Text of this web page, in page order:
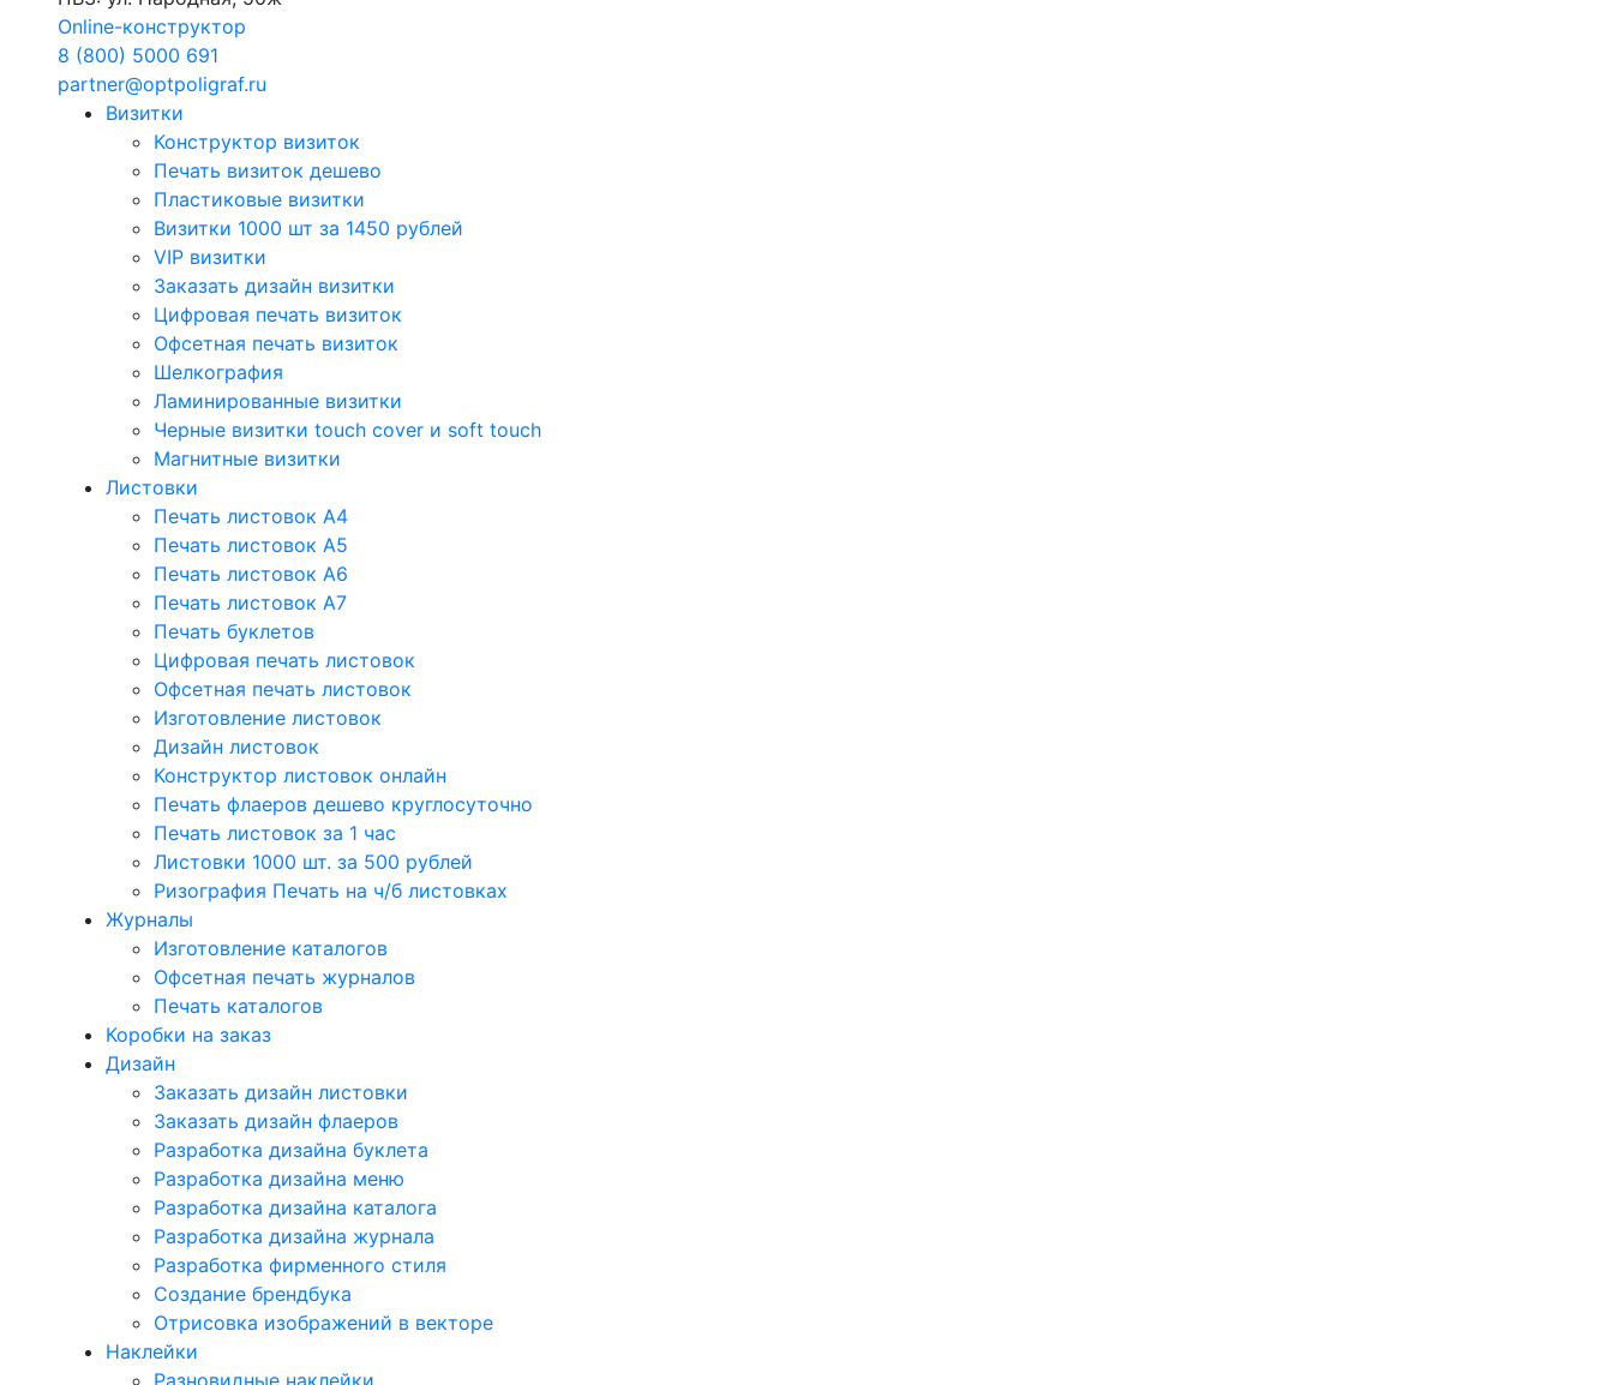
Online-конструктор
8 (800) 5000 691
partner@optpoligraf.ru
Визитки
Конструктор визиток
Печать визиток дешево
Пластиковые визитки
Визитки 1000 шт за 1450 рублей
VIP визитки
Заказать дизайн визитки
Цифровая печать визиток
Офсетная печать визиток
Шелкография
Ламинированные визитки
Черные визитки touch cover и soft touch
Магнитные визитки
Листовки
Печать листовок А4
Печать листовок А5
Печать листовок А6
Печать листовок А7
Печать буклетов
Цифровая печать листовок
Офсетная печать листовок
Изготовление листовок
Дизайн листовок
Конструктор листовок онлайн
Печать флаеров дешево круглосуточно
Печать листовок за 1 час
Листовки 1000 шт. за 500 рублей
Ризография Печать на ч/б листовках
Журналы
Изготовление каталогов
Офсетная печать журналов
Печать каталогов
Коробки на заказ
Дизайн
Заказать дизайн листовки
Заказать дизайн флаеров
Разработка дизайна буклета
Разработка дизайна меню
Разработка дизайна каталога
Разработка дизайна журнала
Разработка фирменного стиля
Создание брендбука
Отрисовка изображений в векторе
Наклейки
Разновидные наклейки